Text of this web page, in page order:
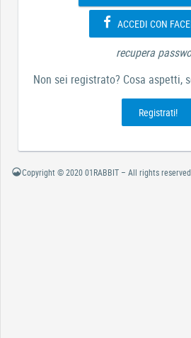
ACCEDI CON
recupera
Non sei registrato? Cosa aspetti,
Registrati!
Copyright © 2020 01RABBIT – All rights reserved.